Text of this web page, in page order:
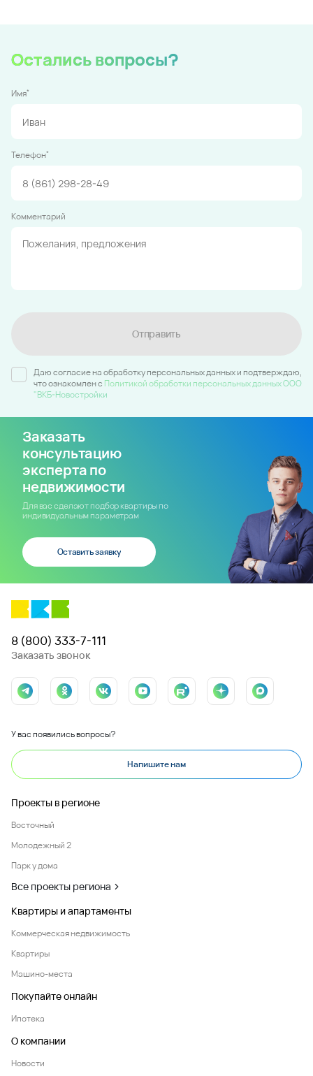
Остались вопросы?
Имя*
Телефон*
Комментарий
Отправить
Даю согласие на обработку персональных данных и подтверждаю,
что ознакомлен c Политикой обработки персональных данных ООО
"ВКБ-Новостройки
Заказать
консультацию
эксперта по
недвижимости
Для вас сделают подбор квартиры по
индивидуальным параметрам
Оставить заявку
8 (800) 333-7-111
Заказать звонок
У вас появились вопросы?
Напишите нам
Проекты в регионе
Восточный
Молодежный 2
Парк у дома
Все проекты региона
Квартиры и апартаменты
Коммерческая недвижимость
Квартиры
Машино-места
Покупайте онлайн
Ипотека
О компании
Новости